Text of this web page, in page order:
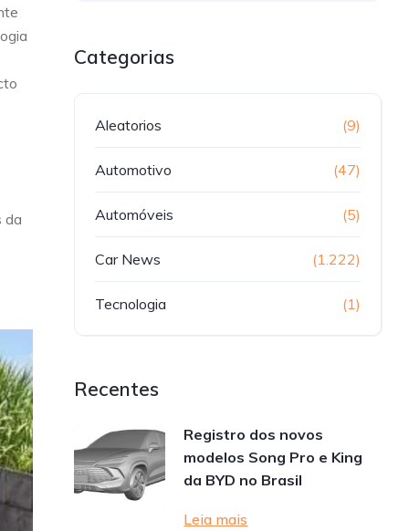
da
Categorias
Aleatorios (9)
Automotivo (47)
Automóveis (5)
Car News (1.222)
Tecnologia (1)
Recentes
Registro dos novos
modelos Song Pro e King
da BYD no Brasil
Leia mais